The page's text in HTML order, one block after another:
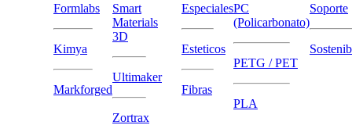
Formlabs
Kimya
Markforged
Smart
Materials
3D
Ultimaker
Zortrax
Especiales
Esteticos
Fibras
PC
(Policarbonato)
PETG / PET
PLA
Soporte